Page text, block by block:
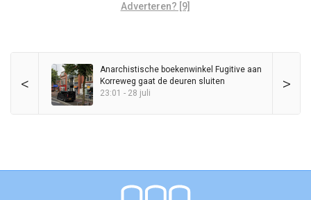
Adverteren? [9]
< >
Anarchistische boekenwinkel Fugitive aan
Korreweg gaat de deuren sluiten
23:01 - 28 juli